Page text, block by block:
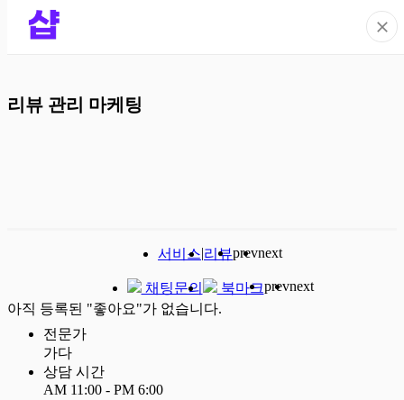
리뷰 관리 마케팅
서비스|리뷰prevnext
채팅문의 북마크prevnext
아직 등록된 "좋아요"가 없습니다.
전문가
가다
상담 시간
AM 11:00 - PM 6:00